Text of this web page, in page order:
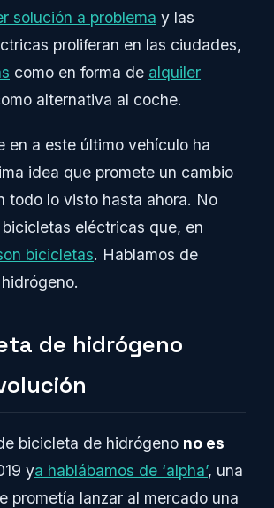
solución a problema y las
proliferan en las ciudades,
como en forma de alquiler
alternativa al coche.
en a este último vehículo ha
idea que promete un cambio
todo lo visto hasta ahora. No
eléctricas que, en
bicicletas. Hablamos de
de hidrógeno
bicicleta de hidrógeno no es
ya hablábamos de ‘alpha’, una
prometía lanzar al mercado una